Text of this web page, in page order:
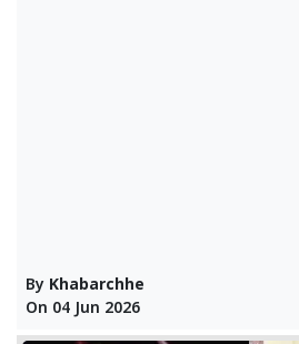
By Khabarchhe
On 04 Jun 2026